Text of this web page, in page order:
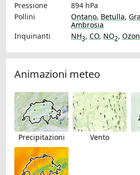
Pressione
894 hPa
Pollini
Ontano, Betulla,
Ambrosia
Inquinanti
NH3, CO, NO2,
Animazioni meteo
Precipitazioni Vento